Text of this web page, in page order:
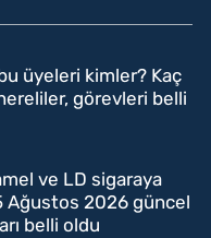
üyeleri kimler? Kaç
görevleri belli
ve LD sigaraya
Ağustos 2026 güncel
belli oldu